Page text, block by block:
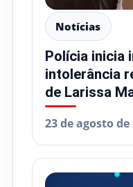
Notícias
Polícia inicia
intolerância
de Larissa
23 de agosto de